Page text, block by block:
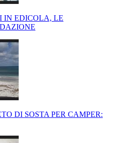
IN EDICOLA, LE
DI SOSTA PER CAMPER: